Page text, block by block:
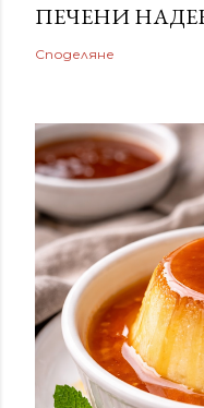
ПЕЧЕНИ
Споделяне